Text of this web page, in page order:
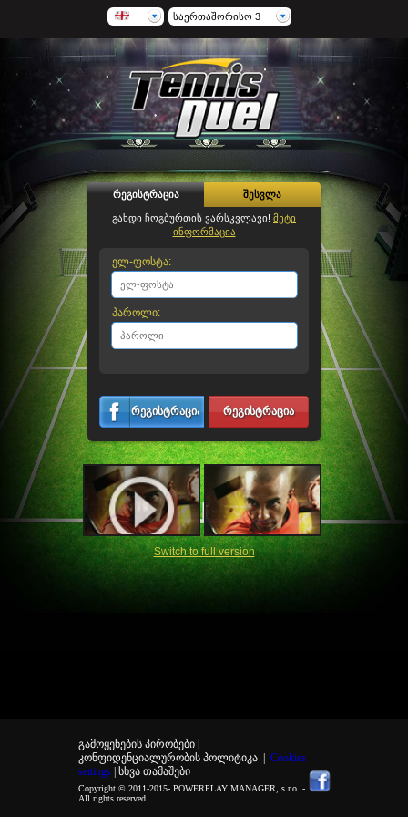
საერთაშორისო 3
რეგისტრაცია შესვლა
გახდი ჩოგბურთის ვარსკვლავი! მეტი
ინფორმაცია
ელ-ფოსტა:
პაროლი:
რეგისტრაცია რეგისტრაცია
Switch to full version
გამოყენების პირობები |
კონფიდენციალურობის პოლიტიკა| Cookies
settings
| სხვა თამაშები
Copyright © 2011-2015- POWERPLAY MANAGER, s.r.o. -
All rights reserved